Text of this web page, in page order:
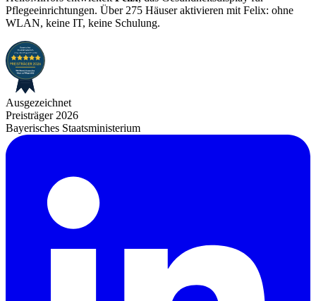
Pflegeeinrichtungen. Über 275 Häuser aktivieren mit Felix: ohne
WLAN, keine IT, keine Schulung.
Ausgezeichnet
Preisträger 2026
Bayerisches Staatsministerium